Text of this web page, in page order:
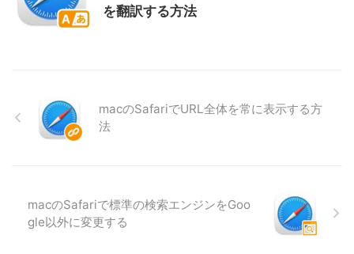
を翻訳する方法
macのSafariでURL全体を常に表示する方
法
macのSafariで標準の検索エンジンをGoo
gle以外に変更する